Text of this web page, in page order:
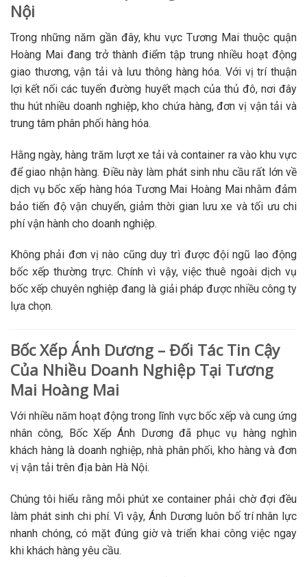
Nội
Trong những năm gần đây, khu vực Tương Mai thuộc quận
Hoàng Mai đang trở thành điểm tập trung nhiều hoạt động
giao thương, vận tải và lưu thông hàng hóa. Với vị trí thuận
lợi kết nối các tuyến đường huyết mạch của thủ đô, nơi đây
thu hút nhiều doanh nghiệp, kho chứa hàng, đơn vị vận tải và
trung tâm phân phối hàng hóa.
Hằng ngày, hàng trăm lượt xe tải và container ra vào khu vực
để giao nhận hàng. Điều này làm phát sinh nhu cầu rất lớn về
dịch vụ bốc xếp hàng hóa Tương Mai Hoàng Mai nhằm đảm
bảo tiến độ vận chuyển, giảm thời gian lưu xe và tối ưu chi
phí vận hành cho doanh nghiệp.
Không phải đơn vị nào cũng duy trì được đội ngũ lao động
bốc xếp thường trực. Chính vì vậy, việc thuê ngoài dịch vụ
bốc xếp chuyên nghiệp đang là giải pháp được nhiều công ty
lựa chọn.
Bốc Xếp Ánh Dương – Đối Tác Tin Cậy
Của Nhiều Doanh Nghiệp Tại Tương
Mai Hoàng Mai
Với nhiều năm hoạt động trong lĩnh vực bốc xếp và cung ứng
nhân công, Bốc Xếp Ánh Dương đã phục vụ hàng nghìn
khách hàng là doanh nghiệp, nhà phân phối, kho hàng và đơn
vị vận tải trên địa bàn Hà Nội.
Chúng tôi hiểu rằng mỗi phút xe container phải chờ đợi đều
làm phát sinh chi phí. Vì vậy, Ánh Dương luôn bố trí nhân lực
nhanh chóng, có mặt đúng giờ và triển khai công việc ngay
khi khách hàng yêu cầu.